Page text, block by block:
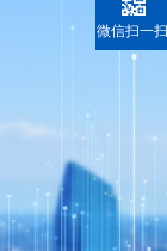
微信扫一扫